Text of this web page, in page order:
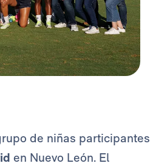
de niñas participantes
en Nuevo León. El